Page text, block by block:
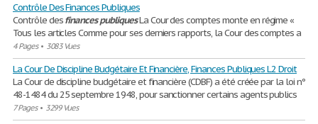
Contrôle Des Finances Publiques
Contrôle desfinances publiquesLa Cour des comptes monte en régime «
Tous les articles Comme pour ses derniers rapports, la Cour des comptes a
4 Pages• 3083 Vues
La Cour De Discipline Budgétaire Et Financière, Finances Publiques L2 Droit
La Cour de discipline budgétaire et financière (CDBF) a été créée par la loi nº
48-1484 du 25 septembre 1948, pour sanctionner certains agents publics
7 Pages• 3299 Vues